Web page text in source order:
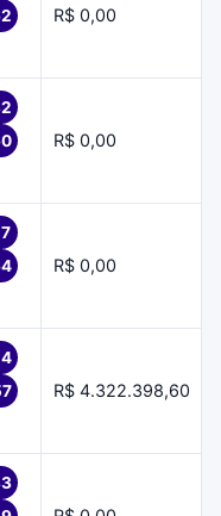
R$ 0,00
R$ 0,00
R$ 0,00
R$ 4.322.398,60